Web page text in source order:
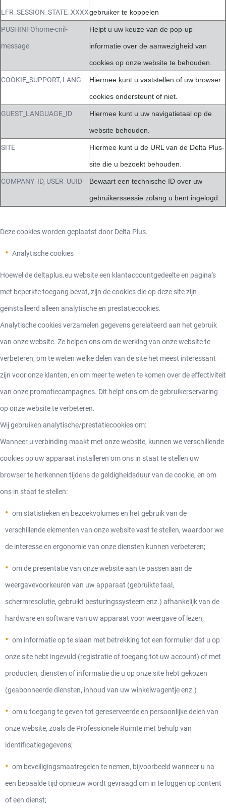
LFR_SESSION_STATE_XXXXgebruiker te koppelen
PUSHINFOhome-cnil-
message
Helpt u uw keuze van de pop-up
informatie over de aanwezigheid van
cookies op onze website te behouden.
COOKIE_SUPPORT, LANG Hiermee kunt u vaststellen of uw browser
cookies ondersteunt of niet.
GUEST_LANGUAGE_ID Hiermee kunt u uw navigatietaal op de
website behouden.
SITE Hiermee kunt u de URL van de Delta Plus-
site die u bezoekt behouden.
COMPANY_ID, USER_UUID Bewaart een technische ID over uw
gebruikerssessie zolang u bent ingelogd.
Deze cookies worden geplaatst door Delta Plus.
Analytische cookies
Hoewel de deltaplus.eu website een klantaccountgedeelte en pagina's
met beperkte toegang bevat, zijn de cookies die op deze site zijn
geïnstalleerd alleen analytische en prestatiecookies.
Analytische cookies verzamelen gegevens gerelateerd aan het gebruik
van onze website. Ze helpen ons om de werking van onze website te
verbeteren, om te weten welke delen van de site het meest interessant
zijn voor onze klanten, en om meer te weten te komen over de effectiviteit
van onze promotiecampagnes. Dit helpt ons om de gebruikerservaring
op onze website te verbeteren.
Wij gebruiken analytische/prestatiecookies om:
Wanneer u verbinding maakt met onze website, kunnen we verschillende
cookies op uw apparaat installeren om ons in staat te stellen uw
browser te herkennen tijdens de geldigheidsduur van de cookie, en om
ons in staat te stellen:
om statistieken en bezoekvolumes en het gebruik van de
verschillende elementen van onze website vast te stellen, waardoor we
de interesse en ergonomie van onze diensten kunnen verbeteren;
om de presentatie van onze website aan te passen aan de
weergavevoorkeuren van uw apparaat (gebruikte taal,
schermresolutie, gebruikt besturingssysteem enz.) afhankelijk van de
hardware en software van uw apparaat voor weergave of lezen;
om informatie op te slaan met betrekking tot een formulier dat u op
onze site hebt ingevuld (registratie of toegang tot uw account) of met
producten, diensten of informatie die u op onze site hebt gekozen
(geabonneerde diensten, inhoud van uw winkelwagentje enz.)
om u toegang te geven tot gereserveerde en persoonlijke delen van
onze website, zoals de Professionele Ruimte met behulp van
identificatiegegevens;
om beveiligingsmaatregelen te nemen, bijvoorbeeld wanneer u na
een bepaalde tijd opnieuw wordt gevraagd om in te loggen op content
of een dienst;